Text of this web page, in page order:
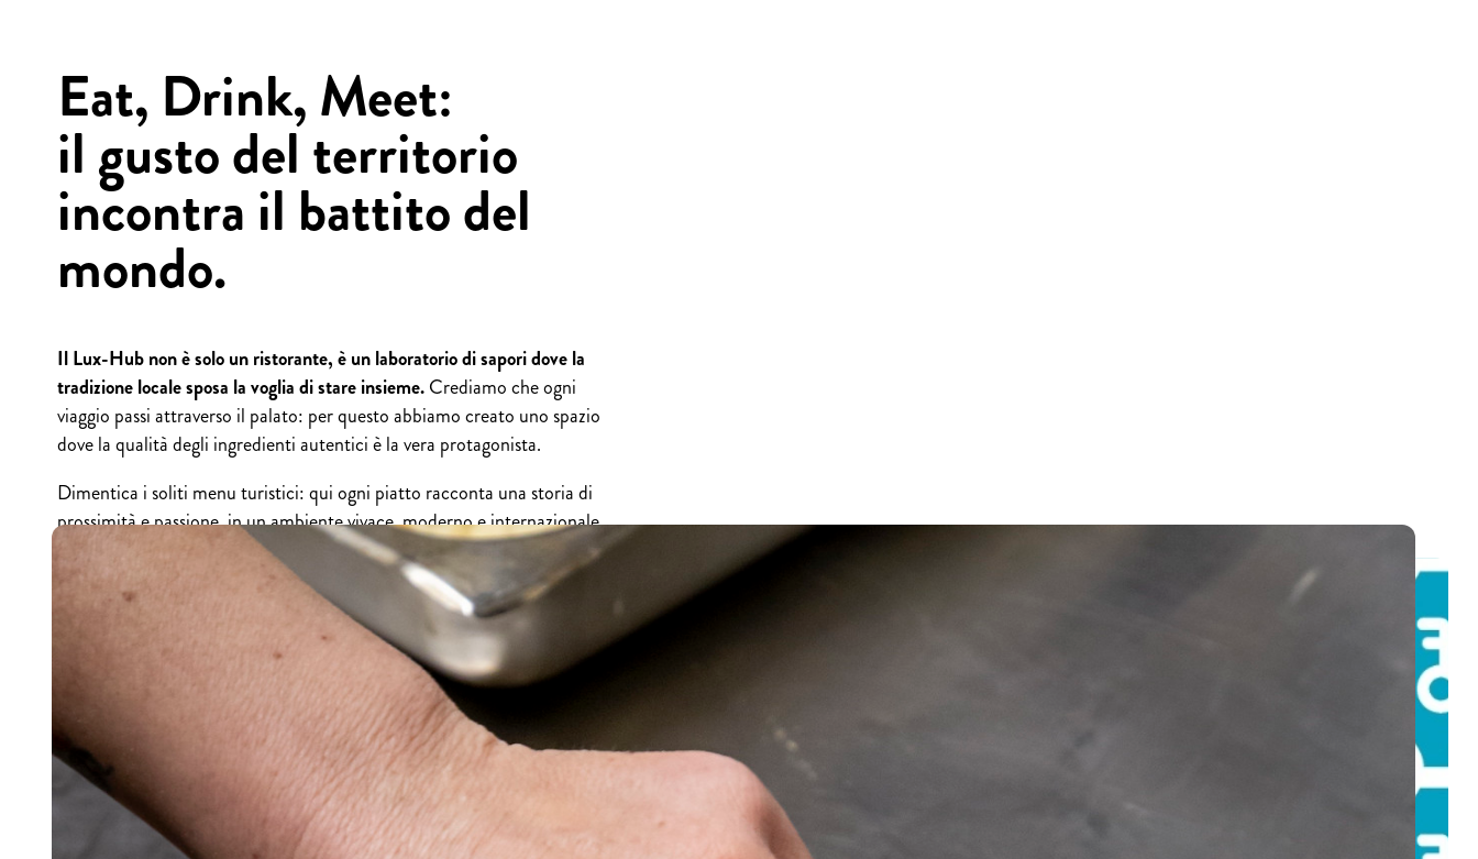
Eat, Drink, Meet:
il gusto del territorio
incontra il battito del
mondo.
Il Lux-Hub non è solo un ristorante, è un laboratorio di sapori dove la
tradizione locale sposa la voglia di stare insieme.Crediamo che ogni
viaggio passi attraverso il palato: per questo abbiamo creato uno spazio
dove la qualità degli ingredienti autentici è la vera protagonista.
Dimentica i soliti menu turistici: qui ogni piatto racconta una storia di
prossimità e passione, in un ambiente vivace, moderno e internazionale.